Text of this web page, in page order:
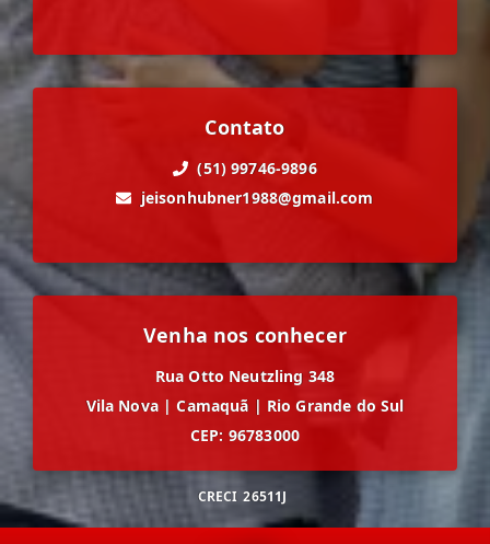
Contato
(51) 99746-9896
jeisonhubner1988@gmail.com
Venha nos conhecer
Rua Otto Neutzling 348
Vila Nova | Camaquã | Rio Grande do Sul
CEP: 96783000
CRECI 26511J